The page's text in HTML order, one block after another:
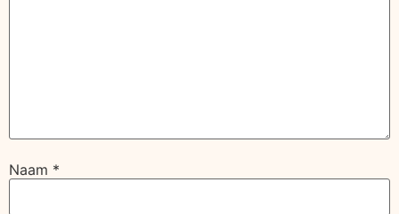
Naam *